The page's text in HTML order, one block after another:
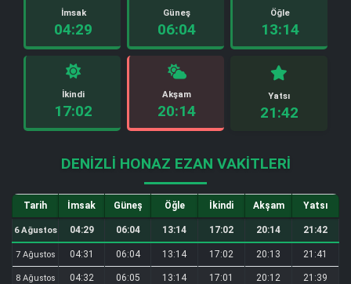
İmsak
04:29
Güneş
06:04
Öğle
13:14
İkindi
17:02
Akşam
20:14
Yatsı
21:42
DENIZLI HONAZ EZAN VAKITLERI
Tarih İmsak Güneş Öğle İkindi Akşam Yatsı
6 Ağustos 04:29 06:04 13:14 17:02 20:14 21:42
7 Ağustos 04:31 06:04 13:14 17:02 20:13 21:41
8 Ağustos 04:32 06:05 13:14 17:01 20:12 21:39